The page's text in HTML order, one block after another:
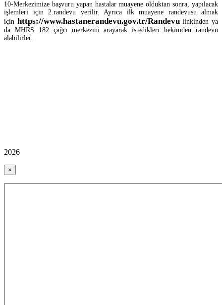
10-Merkezimize başvuru yapan hastalar muayene olduktan sonra, yapılacak
işlemleri için 2.randevu verilir. Ayrıca ilk muayene randevusu almak
için https://www.hastanerandevu.gov.tr/Randevulinkinden ya
da MHRS 182 çağrı merkezini arayarak istedikleri hekimden randevu
alabilirler.
2026
×